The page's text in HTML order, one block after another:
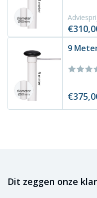
9
Dit zeggen onze